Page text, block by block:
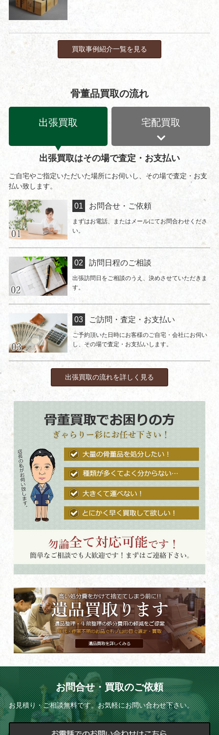
買取事例紹介一覧を見る
骨董品買取の流れ
出張買取 宅配買取
出張買取はその場で査定・お支払い
ご自宅やご指定いただいた場所にお伺いし、その場で査定・お支
払い致します。
お問合せ・ご依頼
まずはお電話、またはメールにてお問合わせくださ
い。
訪問日程のご相談
出張訪問日をご相談のうえ、決めさせていただきま
す。
ご訪問・査定・お支払い
ご予約頂いた日時にお客様のご自宅・会社にお伺い
し、その場で査定・お支払いします。
出張買取の流れを詳しく見る
お問合せ・買取のご依頼
お見積り・ご相談無料です。お気軽にお問い合わせ下さい。